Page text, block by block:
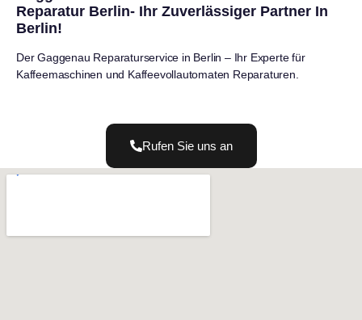
Reparatur Berlin- Ihr Zuverlässiger Partner In
Berlin!
Der Gaggenau Reparaturservice in Berlin – Ihr Experte für
Kaffeemaschinen und Kaffeevollautomaten Reparaturen.
Rufen Sie uns an